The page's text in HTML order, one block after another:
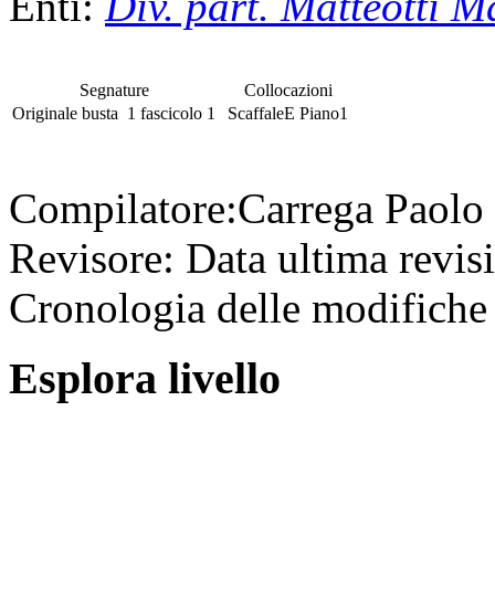
Segnature
Originale busta 1 fascicolo 1
Collocazioni
ScaffaleE Piano1
Compilatore:Carrega Paolo
Revisore: Data ultima
Cronologia delle
Esplora livello